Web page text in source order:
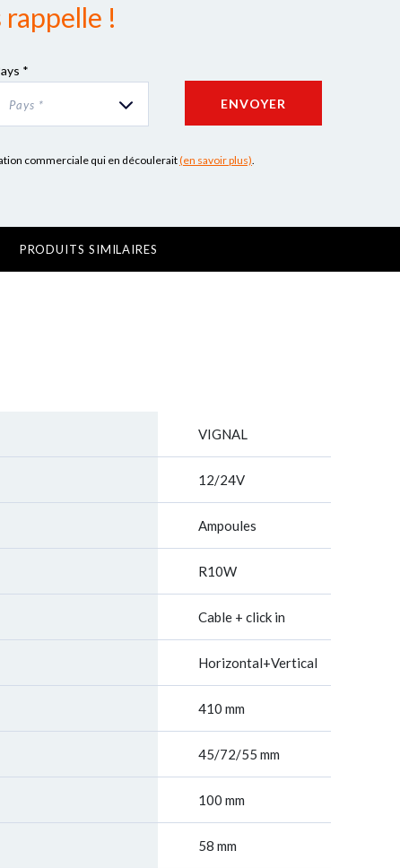
rappelle !
*
Pays * ENVOYER
commerciale qui en découlerait(en savoir plus).
PRODUITS SIMILAIRES
VIGNAL
12/24V
Ampoules
R10W
Cable + click in
Horizontal+Vertical
410 mm
45/72/55 mm
100 mm
58 mm